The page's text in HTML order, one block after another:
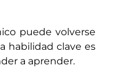
puede volverse
habilidad clave es
a aprender.